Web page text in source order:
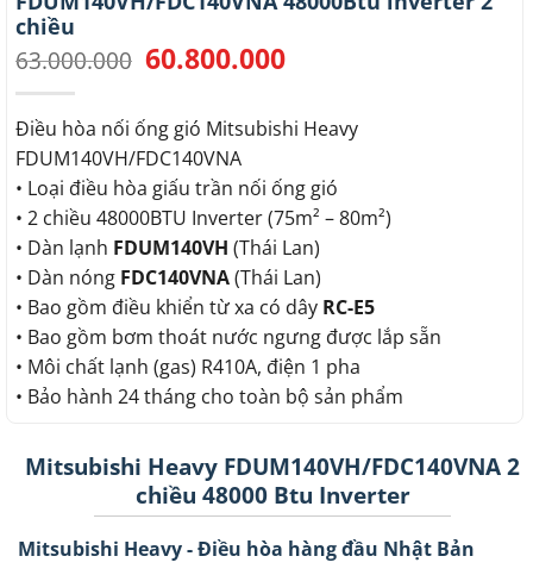
chiều
63.000.000 Giá
gốc
63.000.000.
60.800.000Giá
là:
60.800.000.
Điều hòa nối ống gió Mitsubishi Heavy
FDUM140VH/FDC140VNA
• Loại điều hòa giấu trần nối ống gió
• 2 chiều 48000BTU Inverter (75m² – 80m²)
• Dàn lạnh FDUM140VH (Thái Lan)
• Dàn nóng FDC140VNA(Thái Lan)
• Bao gồm điều khiển từ xa có dây RC-E5
• Bao gồm bơm thoát nước ngưng được lắp sẵn
• Môi chất lạnh (gas) R410A, điện 1 pha
• Bảo hành 24 tháng cho toàn bộ sản phẩm
Mitsubishi Heavy FDUM140VH/FDC140VNA 2
chiều 48000 Btu Inverter
Mitsubishi Heavy - Điều hòa hàng đầu Nhật Bản